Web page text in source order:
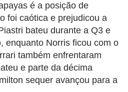
é a posição de
foi caótica e prejudicou a
bateu durante a Q3 e
enquanto Norris ficou com o
também enfrentaram
e parte da décima
sequer avançou para a